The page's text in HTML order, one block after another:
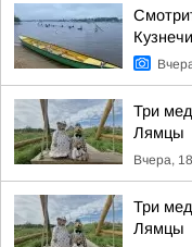
Три
Лямцы
Вчера,
Три
Лямцы